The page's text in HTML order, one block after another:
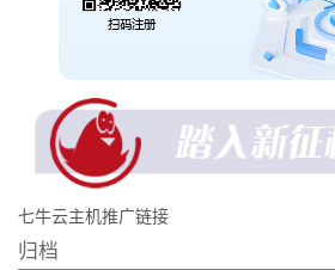
七牛云主机推广链接
归档